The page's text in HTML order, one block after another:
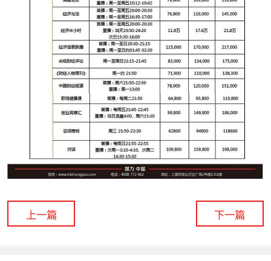
上一篇 下一篇